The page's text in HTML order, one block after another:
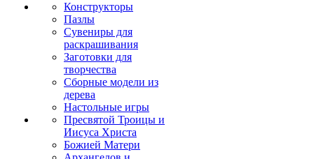
Конструкторы
Пазлы
Сувениры для
раскрашивания
Заготовки для
творчества
Сборные модели из
дерева
Настольные игры
Пресвятой Троицы и
Иисуса Христа
Божией Матери